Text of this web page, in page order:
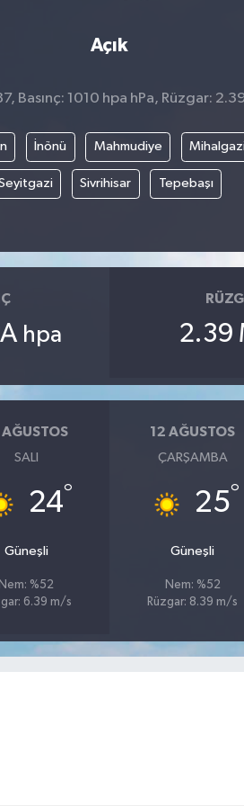
Açık
Basınç: 1010 hpa hPa, Rüzgar:
İnönü Mahmudiye
Sivrihisar Tepebaşı
hpa 2.39
AĞUSTOS
SALI
24°
Güneşli
Nem: %52
6.39 m/s
12 AĞUSTOS
ÇARŞAMBA
25°
Güneşli
Nem: %52
Rüzgar: 8.39 m/s